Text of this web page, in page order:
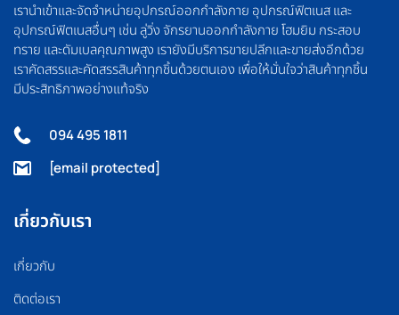
เรานำเข้าและจัดจำหน่ายอุปกรณ์ออกกำลังกาย อุปกรณ์ฟิตเนส และ
อุปกรณ์ฟิตเนสอื่นๆ เช่น ลู่วิ่ง จักรยานออกกำลังกาย โฮมยิม กระสอบ
ทราย และดัมเบลคุณภาพสูง เรายังมีบริการขายปลีกและขายส่งอีกด้วย
เราคัดสรรและคัดสรรสินค้าทุกชิ้นด้วยตนเอง เพื่อให้มั่นใจว่าสินค้าทุกชิ้น
มีประสิทธิภาพอย่างแท้จริง
094 495 1811
[email protected]
เกี่ยวกับเรา
เกี่ยวกับ
ติดต่อเรา